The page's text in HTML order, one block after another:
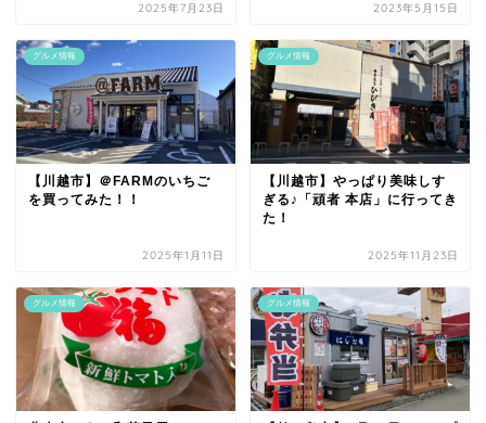
2025年7月23日 2023年5月15日
グルメ情報
【川越市】＠FARMのいちご
を買ってみた！！
2025年1月11日
グルメ情報
【川越市】やっぱり美味しす
ぎる♪「頑者 本店」に行ってき
た！
2025年11月23日
グルメ情報 グルメ情報